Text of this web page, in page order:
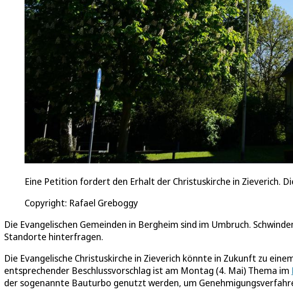
Eine Petition fordert den Erhalt der Christuskirche in Zieverich.
Copyright: Rafael Greboggy
Die Evangelischen Gemeinden in Bergheim sind im Umbruch.
Standorte hinterfragen.
Die Evangelische Christuskirche in Zieverich könnte in Zukunft zu
entsprechender Beschlussvorschlag ist am Montag (4. Mai) Thema im
der sogenannte Bauturbo genutzt werden, um